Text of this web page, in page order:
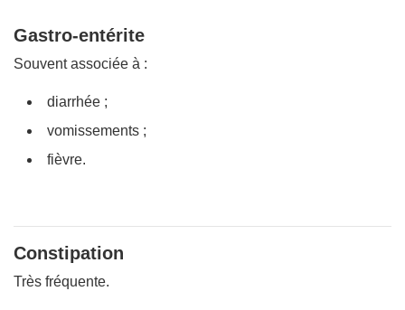
Gastro-entérite
Souvent associée à :
diarrhée ;
vomissements ;
fièvre.
Constipation
Très fréquente.